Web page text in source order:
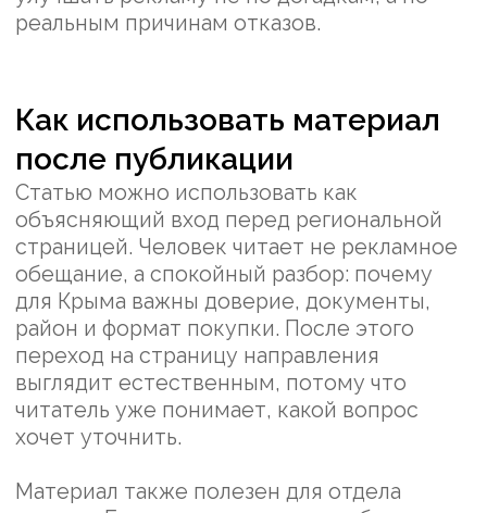
Пятая ошибка - не обновлять материал
так следующий читатель получает ответ
раньше, а компания меньше повторяет
одно и то же в звонках.
НУЖНЫ ЗАЯВКИ НА
НЕДВИЖИМОСТЬ В
страницу и обработку заявок под